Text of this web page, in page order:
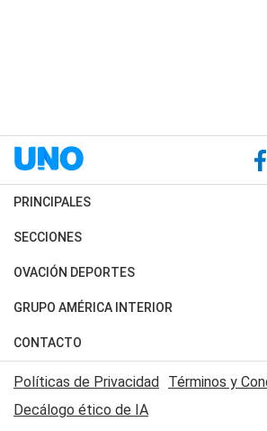
PRINCIPALES
Últimas Noticias
Política
Judiciales
Economia
SECCIONES
Horóscopo
Motores
Trucos caseros
Series y Películas
Edictos y Solicitadas
OVACIÓN DEPORTES
Fútbol
Mundial
Automovilismo
Rugby
GRUPO AMÉRICA INTERIOR
Canal 7 en Vivo
CONTACTO
Acerca de Nosotros
Contactanos
Políticas de Privacidad Términos y
Decálogo ético de IA